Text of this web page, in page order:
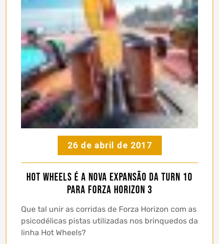
26 de abril de 2017
Hot Wheels é a nova expansão da Turn 10
para Forza Horizon 3
Que tal unir as corridas de Forza Horizon com as
psicodélicas pistas utilizadas nos brinquedos da
linha Hot Wheels?